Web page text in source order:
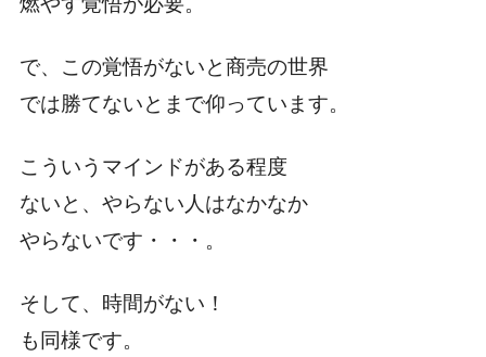
で、この覚悟がないと商売の世界
では勝てないとまで仰っています。
こういうマインドがある程度
ないと、やらない人はなかなか
やらないです・・・。
そして、時間がない！
も同様です。